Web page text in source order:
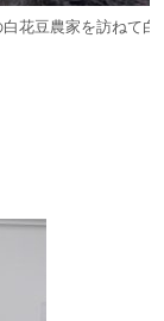
花豆農家を訪ねて